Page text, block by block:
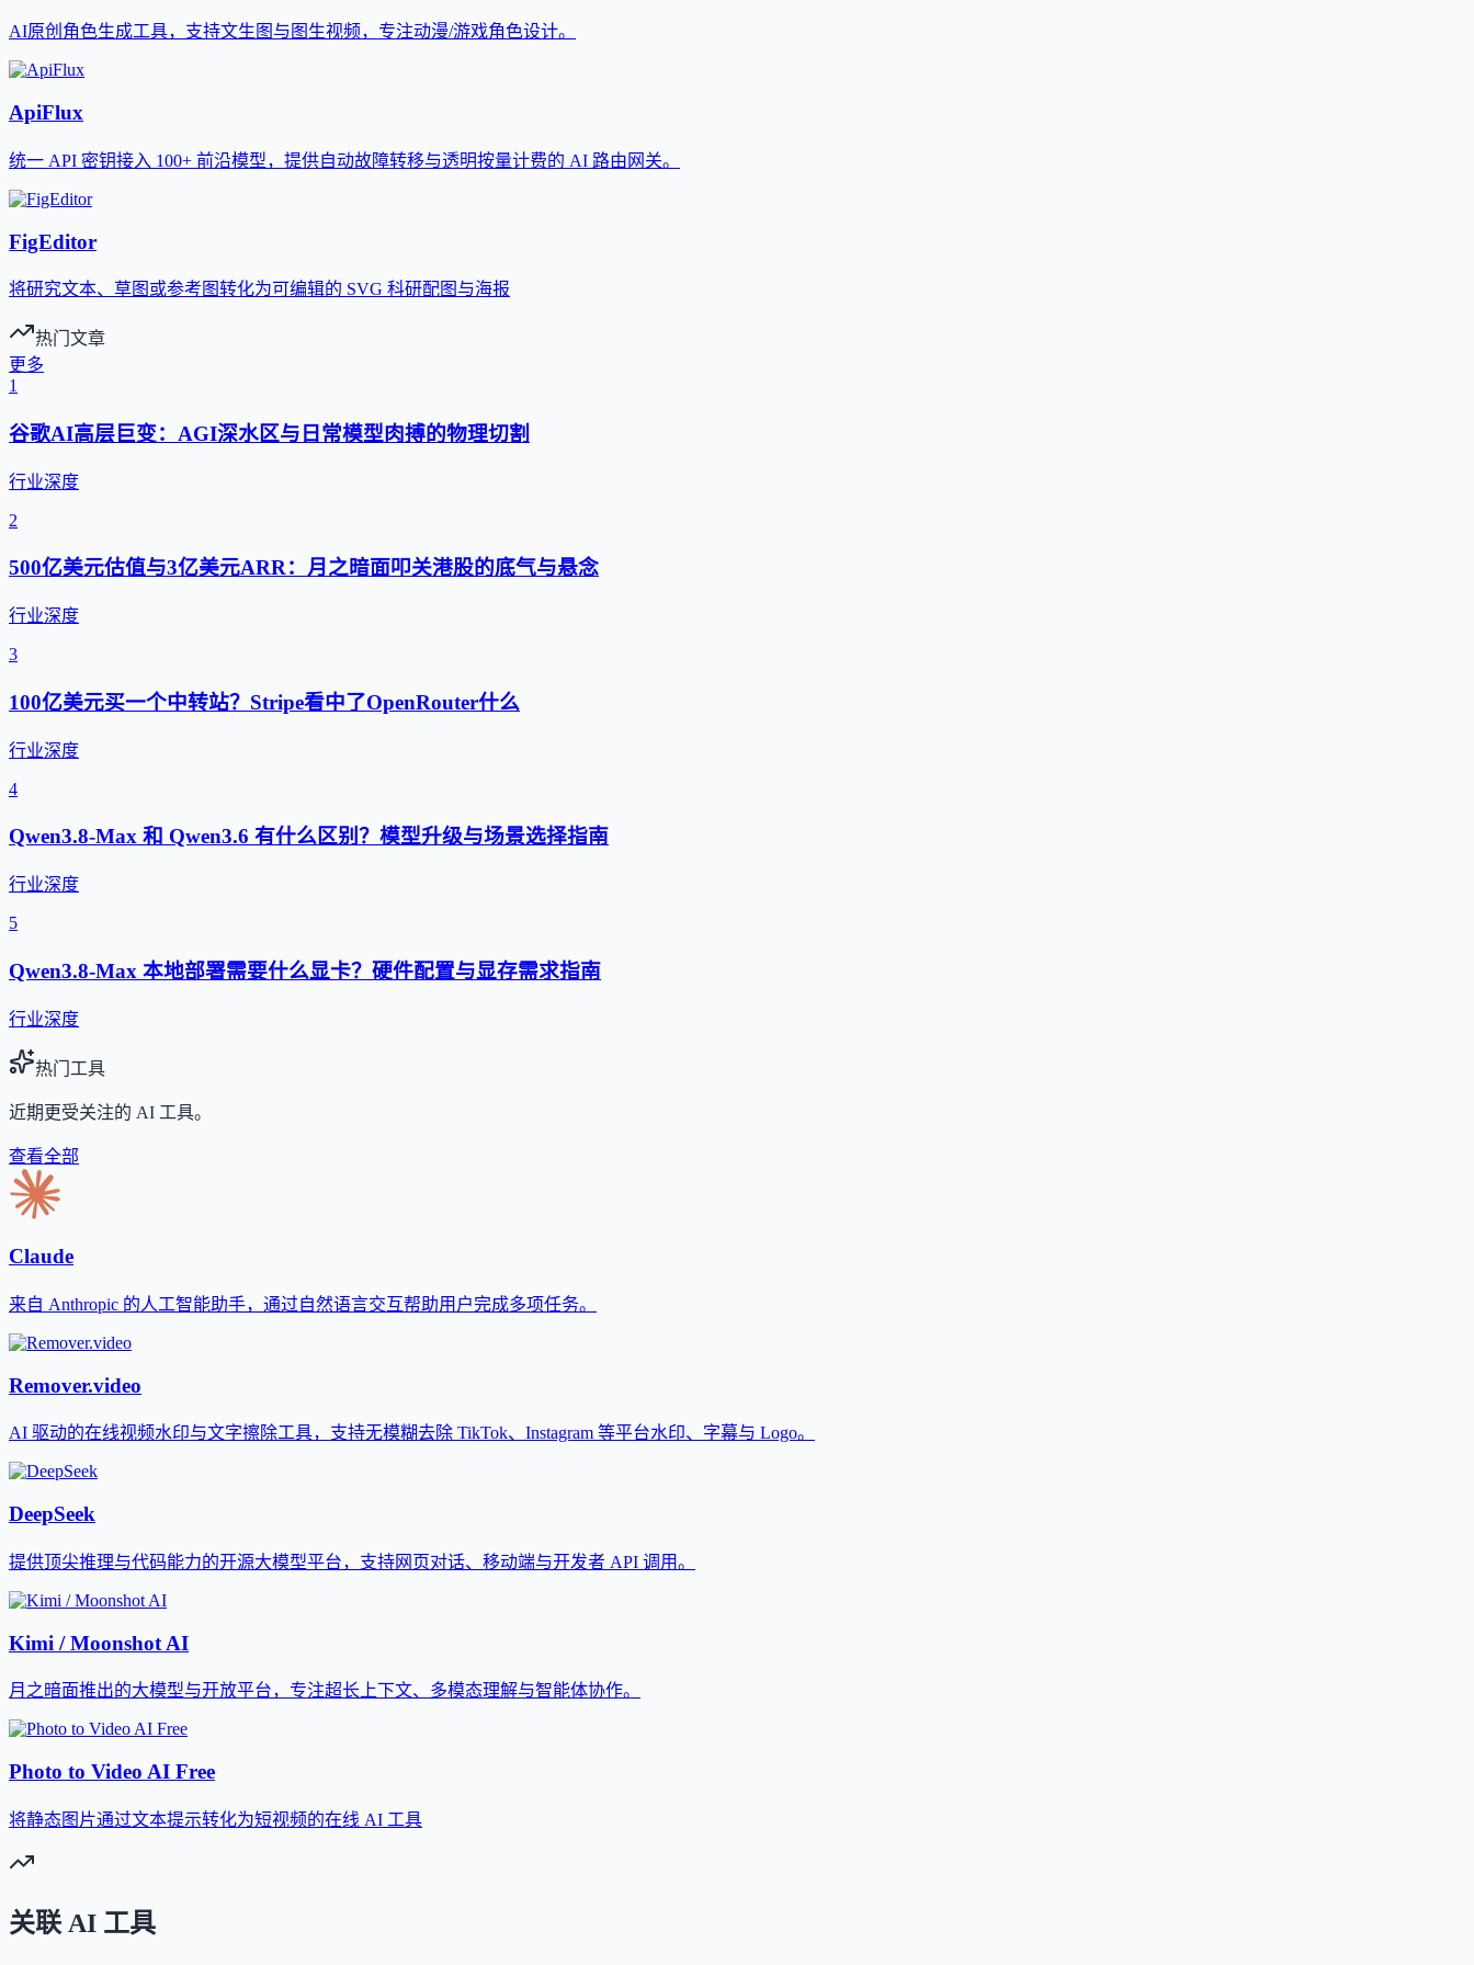
AI原创角色生成工具，支持文生图与图生视频，专注动漫/游戏角色设计。
ApiFlux
统一 API 密钥接入 100+ 前沿模型，提供自动故障转移与透明按量计费的 AI 路由网关。
FigEditor
将研究文本、草图或参考图转化为可编辑的 SVG 科研配图与海报
热门文章
更多
1
谷歌AI高层巨变：AGI深水区与日常模型肉搏的物理切割
行业深度
2
500亿美元估值与3亿美元ARR：月之暗面叩关港股的底气与悬念
行业深度
3
100亿美元买一个中转站？Stripe看中了OpenRouter什么
行业深度
4
Qwen3.8-Max 和 Qwen3.6 有什么区别？模型升级与场景选择指南
行业深度
5
Qwen3.8-Max 本地部署需要什么显卡？硬件配置与显存需求指南
行业深度
热门工具
近期更受关注的 AI 工具。
查看全部
Claude
来自 Anthropic 的人工智能助手，通过自然语言交互帮助用户完成多项任务。
Remover.video
AI 驱动的在线视频水印与文字擦除工具，支持无模糊去除 TikTok、Instagram 等平台水印、字幕与 Logo。
DeepSeek
提供顶尖推理与代码能力的开源大模型平台，支持网页对话、移动端与开发者 API 调用。
Kimi / Moonshot AI
月之暗面推出的大模型与开放平台，专注超长上下文、多模态理解与智能体协作。
Photo to Video AI Free
将静态图片通过文本提示转化为短视频的在线 AI 工具
关联 AI 工具